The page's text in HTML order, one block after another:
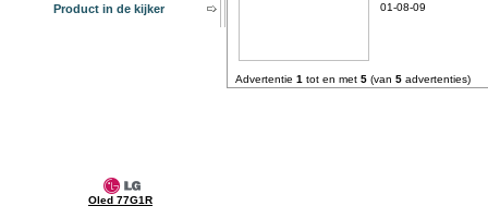
Product in de kijker
Oled 77G1R
01-08-09
Advertentie 1 tot en met 5 (van 5 advertenties)